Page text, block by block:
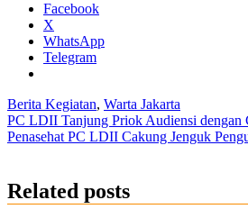
Facebook
X
WhatsApp
Telegram
Berita Kegiatan, Warta Jakarta
Post
navigation
PC LDII Tanjung Priok Audiensi dengan
Penasehat PC LDII Cakung Jenguk
Related posts